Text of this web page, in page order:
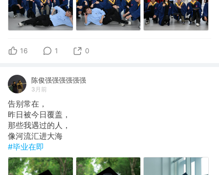
16 1 0
陈俊强强强强强强
3月前
告别常在，
昨日被今日覆盖，
那些我遇过的人，
像河流汇进大海
#毕业在即